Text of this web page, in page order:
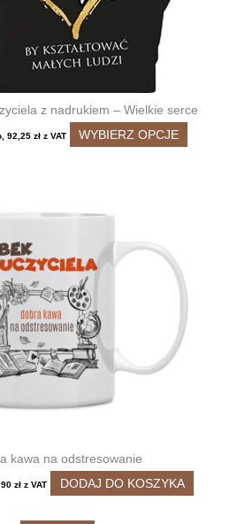
z nadrukiem – Wielkie serce
92,25 złz VAT WYBIERZ OPCJE
kawa na odstresowanie
zł z VAT DODAJ DO KOSZYKA